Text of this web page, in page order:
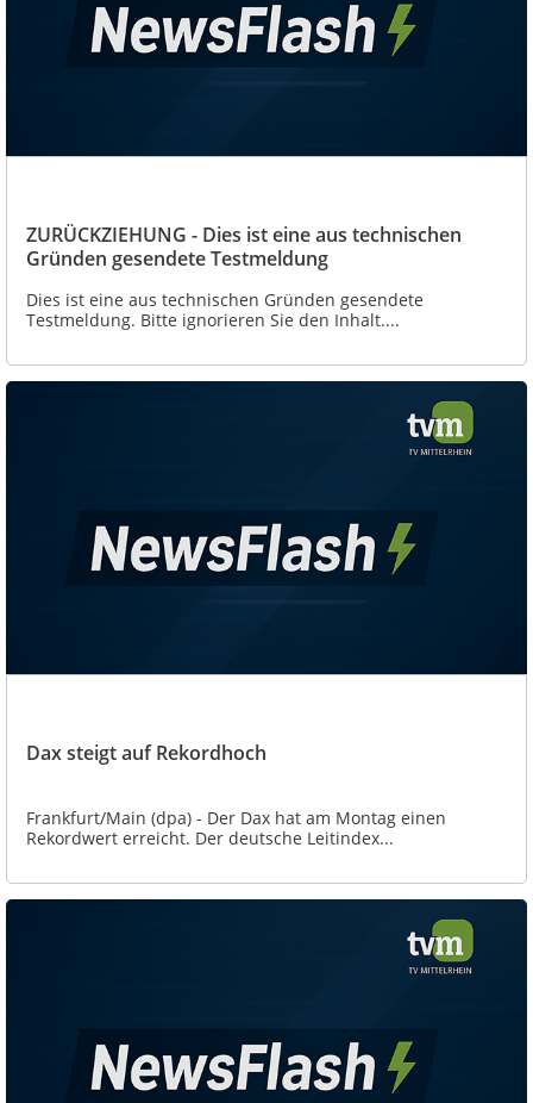
ZURÜCKZIEHUNG - Dies ist eine aus technischen
Gründen gesendete Testmeldung
Dies ist eine aus technischen Gründen gesendete
Testmeldung. Bitte ignorieren Sie den Inhalt....
Dax steigt auf Rekordhoch
Frankfurt/Main (dpa) - Der Dax hat am Montag einen
Rekordwert erreicht. Der deutsche Leitindex...